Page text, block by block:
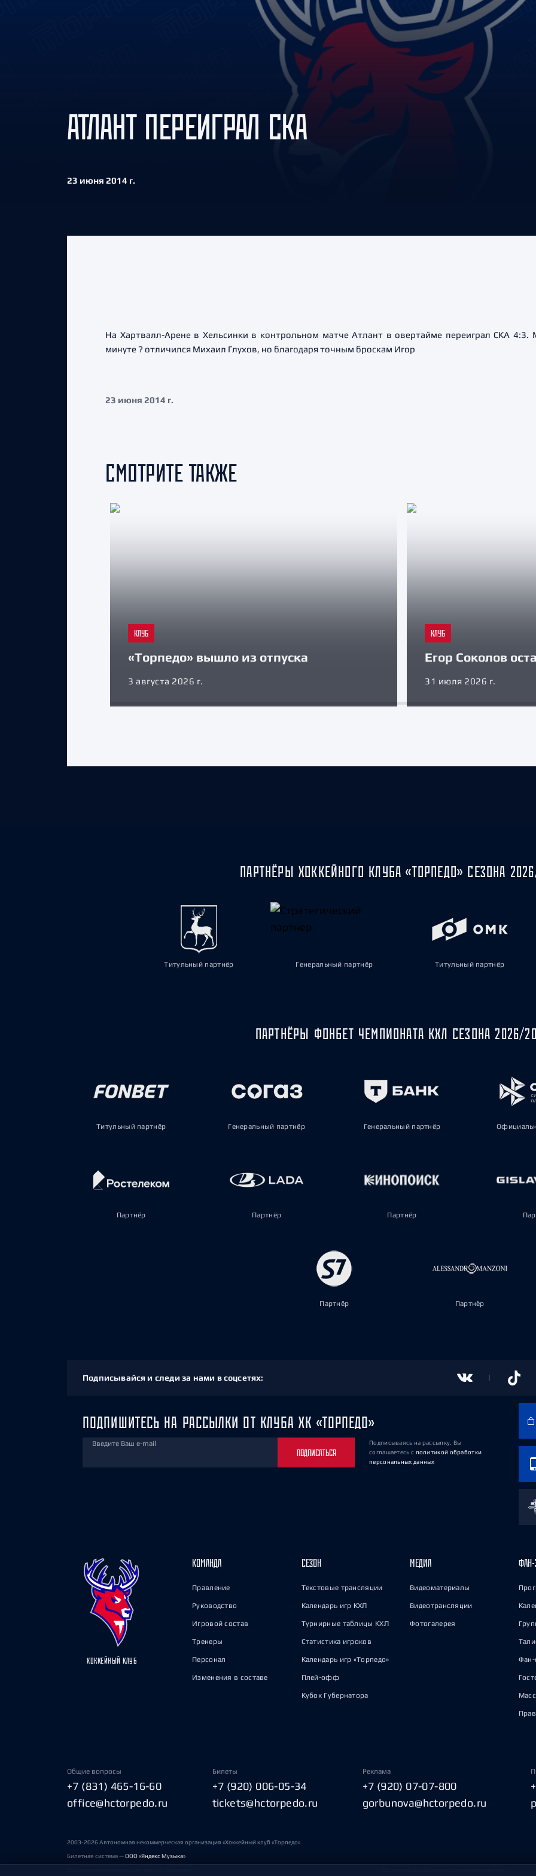
Амур
Барыс
Салават Юлаев
Сибирь
АТЛАНТ ПЕРЕИГРАЛ СКА
23 июня 2014 г.
На Хартвалл-Арене в Хельсинки в контрольном матче Атлант в овертайме переиграл СКА
минуте ? отличился Михаил Глухов, но благодаря точным броскам Игор
23 июня 2014 г.
СМОТРИТЕ ТАКЖЕ
КЛУБ
«Торпедо» вышло из отпуска
3 августа 2026 г.
КЛУБ
Егор Соколов
31 июля 2026 г.
ПАРТНЁРЫ ХОККЕЙНОГО КЛУБА «ТОРПЕДО» СЕЗОНА
Титульный партнёр Генеральный партнёр Титульный партнёр
ПАРТНЁРЫ ФОНБЕТ ЧЕМПИОНАТА КХЛ СЕЗОНА 2026/
Титульный партнёр Генеральный партнёр Генеральный партнёр
Партнёр Партнёр Партнёр
Партнёр Партнёр
Подписывайся и следи за нами в соцсетях:
ПОДПИШИТЕСЬ НА РАССЫЛКИ ОТ КЛУБА ХК «ТОРПЕДО»
Введите Ваш e-mail
ПОДПИСАТЬСЯ
Подписываясь на рассылку, Вы
соглашаетесь с политикой обработки
персональных данных
ХОККЕЙНЫЙ КЛУБ
КОМАНДА
Правление
Руководство
Игровой состав
Тренеры
Персонал
Изменения в составе
СЕЗОН
Текстовые трансляции
Календарь игр КХЛ
Турнирные таблицы КХЛ
Статистика игроков
Календарь игр «Торпедо»
Плей-офф
Кубок Губернатора
МЕДИА
Видеоматериалы
Видеотрансляции
Фотогалерея
ФАН-
Фан-
Общие вопросы
+7 (831) 465-16-60
office@hctorpedo.ru
Билеты
+7 (920) 006-05-34
tickets@hctorpedo.ru
Реклама
+7 (920) 07-07-800
gorbunova@hctorpedo.ru
2003-2026 Автономная некоммерческая организация «Хоккейный клуб «Торпедо»
Билетная система —ООО «Яндекс Музыка»